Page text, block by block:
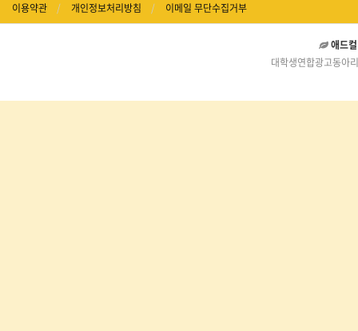
이용약관 개인정보처리방침 이메일 무단수집거부
애드
대학생연합광고동